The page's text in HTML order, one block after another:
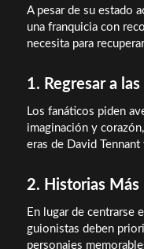
A pesar de su estado
una franquicia con
necesita para
1. Regresar a las
Los fanáticos piden
imaginación y
eras de David
2. Historias Más
En lugar de centrarse
guionistas deben
personajes